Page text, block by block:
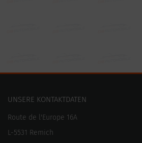
UNSERE KONTAKTDATEN
Route de l'Europe 16A
L-5531 Remich